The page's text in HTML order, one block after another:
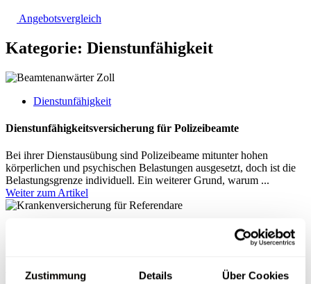
Zustimmung Details Über Cookies
Angebotsvergleich
Kategorie: Dienstunfähigkeit
Dienstunfähigkeit
Dienstunfähigkeitsversicherung für Polizeibeamte
Bei ihrer Dienstausübung sind Polizeibeame mitunter hohen
körperlichen und psychischen Belastungen ausgesetzt, doch ist die
Belastungsgrenze individuell. Ein weiterer Grund, warum ...
Weiter zum Artikel
Absicherung